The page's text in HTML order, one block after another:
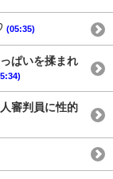
(05:35)
ぱいを揉まれ
審判員に性的